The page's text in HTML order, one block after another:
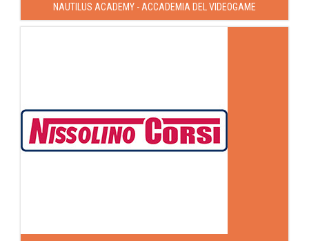
NAUTILUS ACADEMY - ACCADEMIA DEL VIDEOGAME